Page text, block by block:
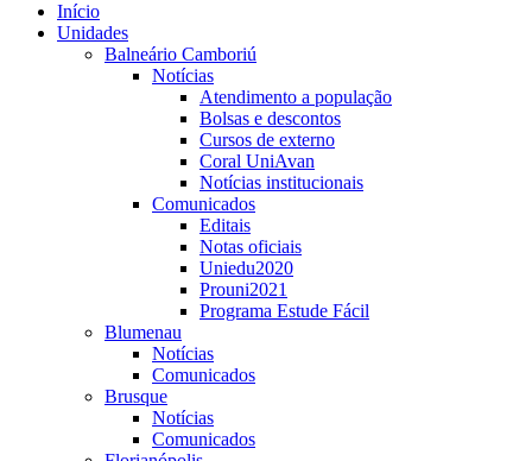
Início
Unidades
Balneário Camboriú
Notícias
Atendimento a população
Bolsas e descontos
Cursos de externo
Coral UniAvan
Notícias institucionais
Comunicados
Editais
Notas oficiais
Uniedu2020
Prouni2021
Programa Estude Fácil
Blumenau
Notícias
Comunicados
Brusque
Notícias
Comunicados